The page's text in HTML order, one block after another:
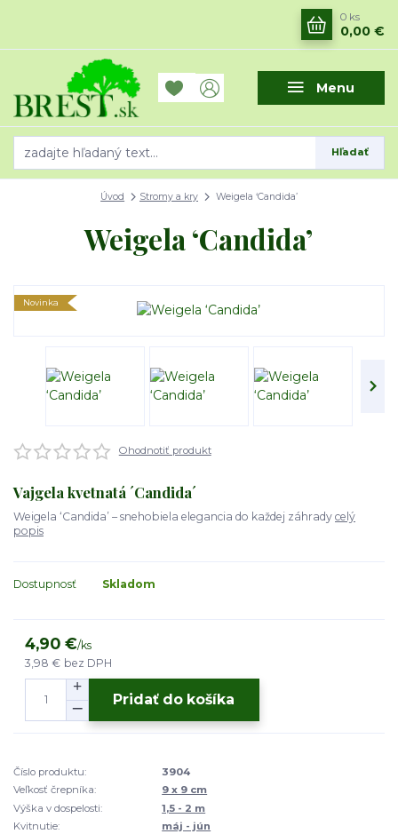
Menu
Hľadať
0 ks
0,00 €
Úvod Stromy a kry Weigela ‘Candida’
Weigela ‘Candida’
Novinka
Ohodnotiť produkt
Vajgela kvetnatá ´Candida´
Weigela ‘Candida’ – snehobiela elegancia do každej záhrady celý
popis
Dostupnosť Skladom
4,90 €/ks
3,98 € bez DPH
Pridať do košíka
Číslo produktu:
3904
Veľkosť črepníka:
9 x 9 cm
Výška v dospelosti:
1,5 - 2 m
Kvitnutie:
máj - jún